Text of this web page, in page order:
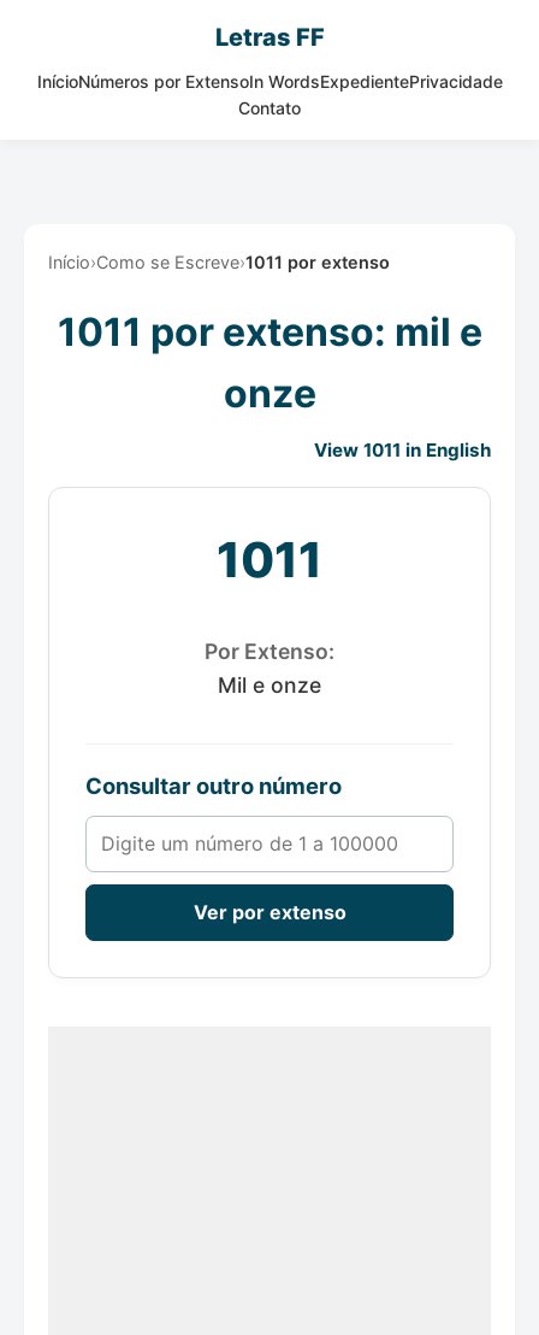
Letras FF
InícioNúmeros por ExtensoIn WordsExpedientePrivacidade
Contato
Início›Como se Escreve›1011 por extenso
1011 por extenso: mil e
onze
View 1011 in English
1011
Por Extenso:
Mil e onze
Consultar outro número
Número de 1 a 100000
Ver por extenso